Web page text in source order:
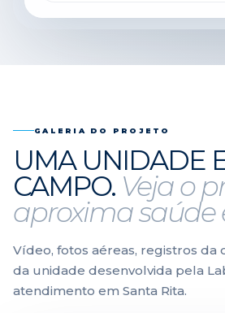
GALERIA DO PROJETO
UMA UNIDADE
CAMPO. Veja o
aproxima saúde
Vídeo, fotos aéreas, registros da
da unidade desenvolvida pela
atendimento em Santa Rita.